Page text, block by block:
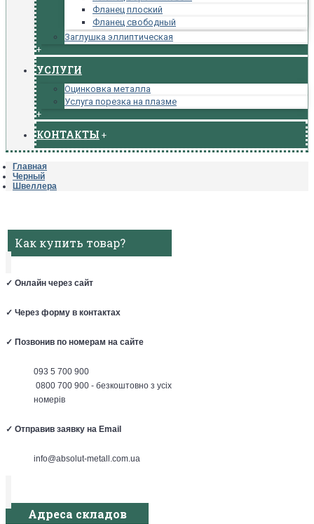
Фланец плоский
Фланец свободный
Заглушка эллиптическая
+
УСЛУГИ
Оцинковка металла
Услуга порезка на плазме
+
КОНТАКТЫ +
Главная
Черный
Швеллера
Как купить товар?
✓ Онлайн через сайт
✓ Через форму в контактах
✓ Позвонив по номерам на сайте
093 5 700 900
0800 700 900 - безкоштовно з усіх
номерів
✓ Отправив заявку на Email
info@absolut-metall.com.ua
Адреса складов